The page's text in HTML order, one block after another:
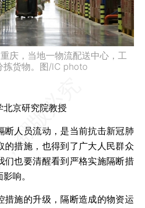
庆，当地一物流配送中心，工
拣货物。图/IC photo
京研究院教授
人员流动，是当前抗击新冠肺
的措施，也得到了广大人民群众
们也要清醒看到严格实施隔断措
响。
施的升级，隔断造成的物资运